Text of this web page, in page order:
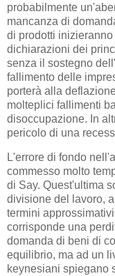
probabilmente
mancanza di
di prodotti
dichiarazioni dei
senza il sostegno
fallimento delle
porterà alla
molteplici fallimenti
disoccupazione. In
pericolo di una
L'errore di fondo
commesso molto
di Say. Quest'ultima
divisione del lavoro,
termini
corrisponde una
domanda di beni di
equilibrio, ma ad un
keynesiani spiegano